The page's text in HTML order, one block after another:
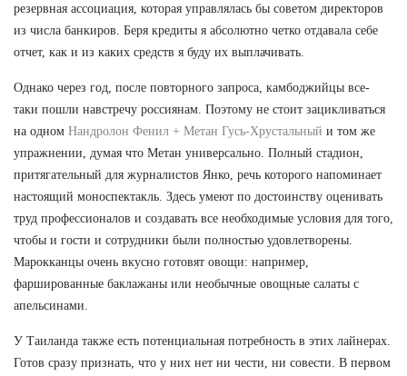
резервная ассоциация, которая управлялась бы советом директоров
из числа банкиров. Беря кредиты я абсолютно четко отдавала себе
отчет, как и из каких средств я буду их выплачивать.
Однако через год, после повторного запроса, камбоджийцы все-
таки пошли навстречу россиянам. Поэтому не стоит зацикливаться
на одном Нандролон Фенил + Метан Гусь-Хрустальный и том же
упражнении, думая что Метан универсально. Полный стадион,
притягательный для журналистов Янко, речь которого напоминает
настоящий моноспектакль. Здесь умеют по достоинству оценивать
труд профессионалов и создавать все необходимые условия для того,
чтобы и гости и сотрудники были полностью удовлетворены.
Марокканцы очень вкусно готовят овощи: например,
фаршированные баклажаны или необычные овощные салаты с
апельсинами.
У Таиланда также есть потенциальная потребность в этих лайнерах.
Готов сразу признать, что у них нет ни чести, ни совести. В первом